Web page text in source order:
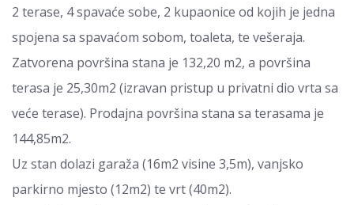
2 terase, 4 spavaće sobe, 2 kupaonice od kojih je jedna
spojena sa spavaćom sobom, toaleta, te vešeraja.
Zatvorena površina stana je 132,20 m2, a površina
terasa je 25,30m2 (izravan pristup u privatni dio vrta sa
veće terase). Prodajna površina stana sa terasama je
144,85m2.
Uz stan dolazi garaža (16m2 visine 3,5m), vanjsko
parkirno mjesto (12m2) te vrt (40m2).